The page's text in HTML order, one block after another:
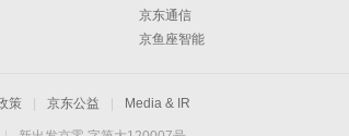
京东通信
京鱼座智能
策 京东公益 Media & IR